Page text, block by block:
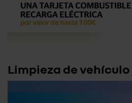
Limpieza de vehículo